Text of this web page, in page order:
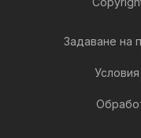
Задаване на